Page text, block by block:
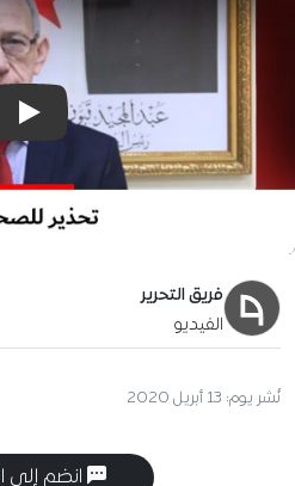
فريق التحرير
الفيديو
نُشر يوم: 13 أبريل 2020
انضم إلى